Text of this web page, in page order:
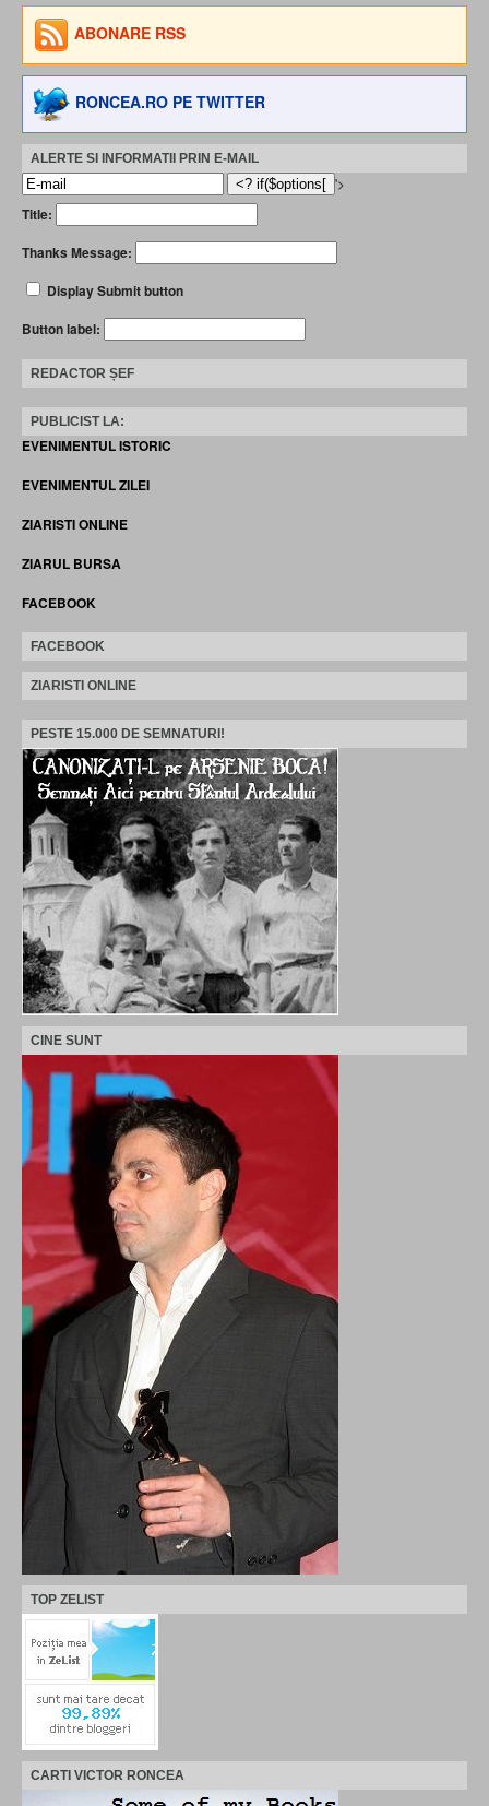
ABONARE RSS
RONCEA.RO PE TWITTER
ALERTE SI INFORMATII PRIN E-MAIL
'>
Title:
Thanks Message:
Display Submit button
Button label:
REDACTOR ȘEF
PUBLICIST LA:
EVENIMENTUL ISTORIC
EVENIMENTUL ZILEI
ZIARISTI ONLINE
ZIARUL BURSA
FACEBOOK
FACEBOOK
ZIARISTI ONLINE
PESTE 15.000 DE SEMNATURI!
CINE SUNT
TOP ZELIST
CARTI VICTOR RONCEA